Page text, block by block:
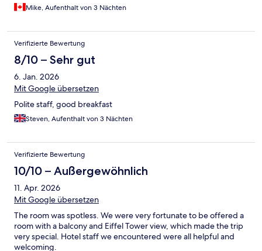
Mike, Aufenthalt von 3 Nächten
Verifizierte Bewertung
8/10 – Sehr gut
6. Jan. 2026
Mit Google übersetzen
Polite staff, good breakfast
Steven, Aufenthalt von 3 Nächten
Verifizierte Bewertung
10/10 – Außergewöhnlich
11. Apr. 2026
Mit Google übersetzen
The room was spotless. We were very fortunate to be offered a
room with a balcony and Eiffel Tower view, which made the trip
very special. Hotel staff we encountered were all helpful and
welcoming.